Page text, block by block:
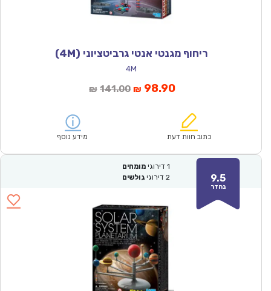
ריחוף מגנטי אנטי גרביטציוני (4M)
4M
₪ 141.00המחיר
₪141.00.
₪ 98.90המחיר
הוא:
כתוב חוות דעת מידע נוסף
9.5
נהדר
1 דירוגי מומחים
2 דירוגי גולשים